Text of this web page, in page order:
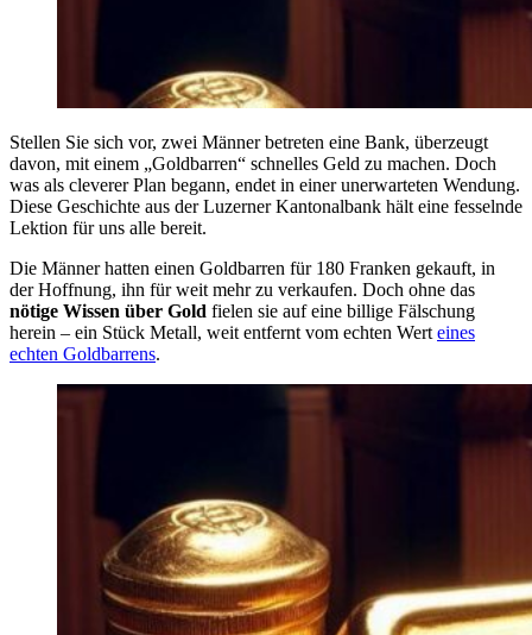
Stellen Sie sich vor, zwei Männer betreten eine Bank, überzeugt
davon, mit einem „Goldbarren“ schnelles Geld zu machen. Doch
was als cleverer Plan begann, endet in einer unerwarteten Wendung.
Diese Geschichte aus der Luzerner Kantonalbank hält eine fesselnde
Lektion für uns alle bereit.
Die Männer hatten einen Goldbarren für 180 Franken gekauft, in
der Hoffnung, ihn für weit mehr zu verkaufen. Doch ohne das
nötige Wissen über Gold fielen sie auf eine billige Fälschung
herein – ein Stück Metall, weit entfernt vom echten Wert eines
echten Goldbarrens.